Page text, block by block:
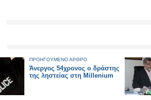
ΠΡΟΗΓΟΥΜΕΝΟ ΑΡΘΡΟ
Άνεργος 54χρονος ο δράστης
της ληστείας στη Millenium